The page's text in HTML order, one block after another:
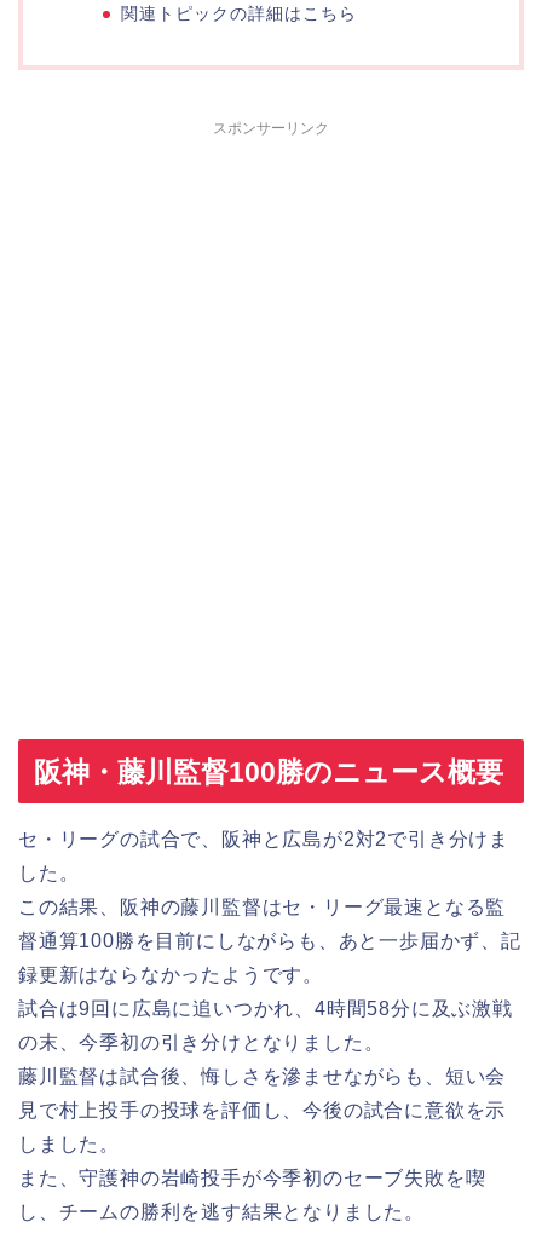
関連トピックの詳細はこちら
スポンサーリンク
阪神・藤川監督100勝のニュース概要
セ・リーグの試合で、阪神と広島が2対2で引き分けま
した。
この結果、阪神の藤川監督はセ・リーグ最速となる監
督通算100勝を目前にしながらも、あと一歩届かず、記
録更新はならなかったようです。
試合は9回に広島に追いつかれ、4時間58分に及ぶ激戦
の末、今季初の引き分けとなりました。
藤川監督は試合後、悔しさを滲ませながらも、短い会
見で村上投手の投球を評価し、今後の試合に意欲を示
しました。
また、守護神の岩崎投手が今季初のセーブ失敗を喫
し、チームの勝利を逃す結果となりました。